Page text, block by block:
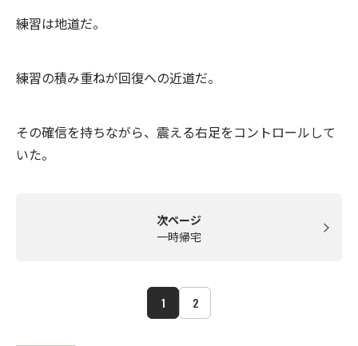
練習は地道だ。
練習の積み重ねが回復への近道だ。
その確信を持ちながら、震える右足をコントロールして
いた。
次ページ
一時帰宅
1 2